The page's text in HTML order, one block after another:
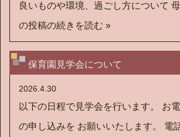
良いものや環境、過ごし方について
の投稿の続きを読む »
保育園見学会について
2026.4.30
以下の日程で見学会を行います。 お
の申し込みを お願いいたします。 電